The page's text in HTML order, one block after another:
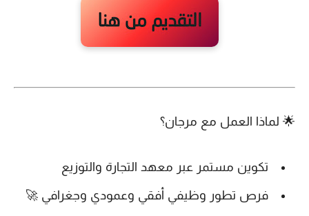
🌟 لماذا العمل مع مرجان؟
تكوين مستمر عبر معهد التجارة والتوزيع
فرص تطور وظيفي أفقي وعمودي وجغرافي 🚀